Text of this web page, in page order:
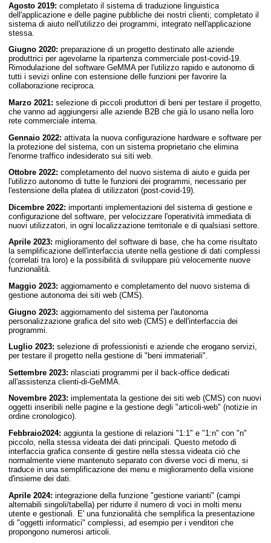
Agosto 2019: completato il sistema di traduzione linguistica
dell'applicazione e delle pagine pubbliche dei nostri clienti; completato il
sistema di aiuto nell'utilizzo dei programmi, integrato nell'applicazione
stessa.
Giugno 2020: preparazione di un progetto destinato alle aziende
produttrici per agevolarne la ripartenza commerciale post-covid-19.
Rimodulazione del software GeMMA per l'utilizzo rapido e autonomo di
tutti i sevizi online con estensione delle funzioni per favorire la
collaborazione reciproca.
Marzo 2021: selezione di piccoli produttori di beni per testare il progetto,
che vanno ad aggiungersi alle aziende B2B che già lo usano nella loro
rete commerciale interna.
Gennaio 2022: attivata la nuova configurazione hardware e software per
la protezione del sistema, con un sistema proprietario che elimina
l'enorme traffico indesiderato sui siti web.
Ottobre 2022: completamento del nuovo sistema di aiuto e guida per
l'utilizzo autonomo di tutte le funzioni dei programmi, necessario per
l'estensione della platea di utilizzatori (post-covid-19).
Dicembre 2022: importanti implementazioni del sistema di gestione e
configurazione del software, per velocizzare l'operatività immediata di
nuovi utilizzatori, in ogni localizzazione territoriale e di qualsiasi settore.
Aprile 2023: miglioramento del software di base, che ha come risultato
la semplificazione dell'interfaccia utente nella gestione di dati complessi
(correlati tra loro) e la possibilità di sviluppare più velocemente nuove
funzionalità.
Maggio 2023: aggiornamento e completamento del nuovo sistema di
gestione autonoma dei siti web (CMS).
Giugno 2023: aggiornamento del sistema per l'autonoma
personalizzazione grafica del sito web (CMS) e dell'interfaccia dei
programmi.
Luglio 2023: selezione di professionisti e aziende che erogano servizi,
per testare il progetto nella gestione di "beni immateriali".
Settembre 2023: rilasciati programmi per il back-office dedicati
all'assistenza clienti-di-GeMMA.
Novembre 2023: implementata la gestione dei siti web (CMS) con nuovi
oggetti inseribili nelle pagine e la gestione degli "articoli-web" (notizie in
ordine cronologico).
Febbraio2024: aggiunta la gestione di relazioni "1:1" e "1:n" con "n"
piccolo, nella stessa videata dei dati principali. Questo metodo di
interfaccia grafica consente di gestire nella stessa videata ciò che
normalmente viene mantenuto separato con diverse voci di menu, si
traduce in una semplificazione dei menu e miglioramento della visione
d'insieme dei dati.
Aprile 2024: integrazione della funzione "gestione varianti" (campi
alternabili singoli/tabella) per ridurre il numero di voci in molti menu
utente e gestionali. E' una funzionalità che semplifica la presentazione
di "oggetti informatici" complessi, ad esempio per i venditori che
propongono numerosi articoli.